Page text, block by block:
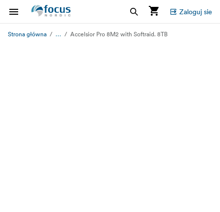
Zaloguj sie
Strona główna ... Accelsior Pro 8M2 with Softraid. 8TB